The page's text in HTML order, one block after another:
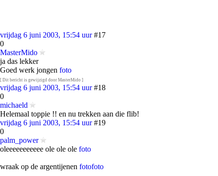
vrijdag 6 juni 2003, 15:54 uur #17
0
MasterMido
ja das lekker
Goed werk jongen foto
[ Dit bericht is gewijzigd door MasterMido ]
vrijdag 6 juni 2003, 15:54 uur #18
0
michaeld
Helemaal toppie !! en nu trekken aan die flib!
vrijdag 6 juni 2003, 15:54 uur #19
0
palm_power
oleeeeeeeeeee ole ole ole foto
wraak op de argentijenen fotofoto